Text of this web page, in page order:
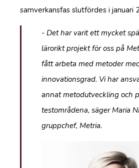
samverkansfas slutfördes i januari
- Det har varit ett mycket
lärorikt projekt för oss på
fått arbeta med metoder
innovationsgrad. Vi har
annat metodutveckling och
testområdena, säger Maria
gruppchef, Metria.